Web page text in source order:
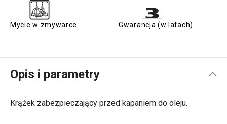
Mycie w zmywarce Gwarancja (w latach)
Opis i parametry
Krążek zabezpieczający przed kapaniem do oleju.